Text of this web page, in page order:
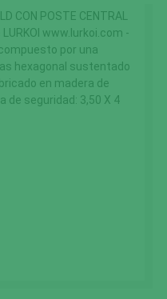
CON POSTE CENTRAL
www.lurkoi.com -
por una
hexagonal sustentado
en madera de
de seguridad: 3,50 X 4